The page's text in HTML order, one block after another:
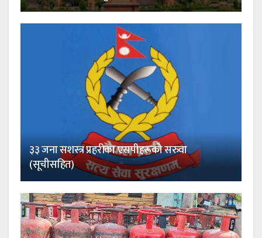
३३ जना सशस्त्र प्रहरीका एसपीहरूको सरुवा
(सूचीसहित)